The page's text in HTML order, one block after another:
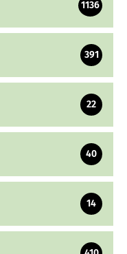
1136
391
22
40
14